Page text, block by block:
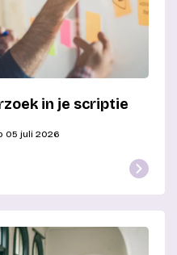
in je scriptie
05 juli 2026